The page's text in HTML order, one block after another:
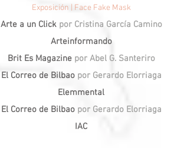
Exposición | Face Fake Mask
Arte a un Clickpor Cristina García Camino
Arteinformando
Brit Es Magazine por Abel G. Santeriro
El Correo de Bilbaopor Gerardo Elorriaga
Elemmental
El Correo de Bilbaopor Gerardo Elorriaga
IAC